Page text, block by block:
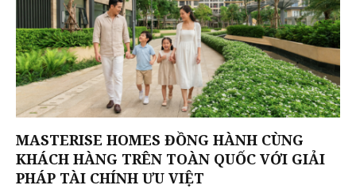
MASTERISE HOMES ĐỒNG HÀNH CÙNG
KHÁCH HÀNG TRÊN TOÀN QUỐC VỚI GIẢI
PHÁP TÀI CHÍNH ƯU VIỆT